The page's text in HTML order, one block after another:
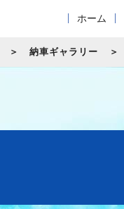
ホーム
納車ギャラリー